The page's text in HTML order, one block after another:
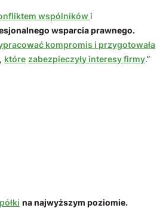
wspólników i
wsparcia prawnego.
kompromis i przygotowała
, które zabezpieczyły interesy firmy.”
na najwyższym poziomie.